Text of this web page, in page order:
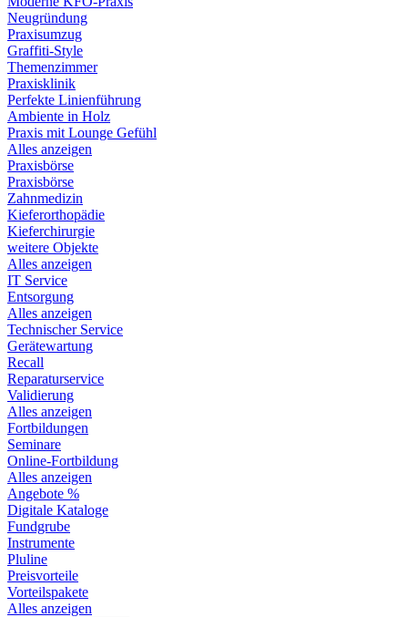
Neugründung
Praxisumzug
Graffiti-Style
Themenzimmer
Praxisklinik
Perfekte Linienführung
Ambiente in Holz
Praxis mit Lounge Gefühl
Alles anzeigen
Praxisbörse
Praxisbörse
Zahnmedizin
Kieferorthopädie
Kieferchirurgie
weitere Objekte
Alles anzeigen
IT Service
Entsorgung
Alles anzeigen
Technischer Service
Gerätewartung
Recall
Reparaturservice
Validierung
Alles anzeigen
Fortbildungen
Seminare
Online-Fortbildung
Alles anzeigen
Angebote %
Digitale Kataloge
Fundgrube
Instrumente
Pluline
Preisvorteile
Vorteilspakete
Alles anzeigen